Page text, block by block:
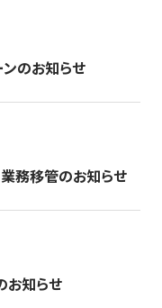
のお知らせ
業務移管のお知らせ
お知らせ